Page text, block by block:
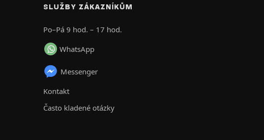
SLUŽBY ZÁKAZNÍKŮM
Po–Pá 9 hod. – 17 hod.
WhatsApp
Messenger
Kontakt
Často kladené otázky